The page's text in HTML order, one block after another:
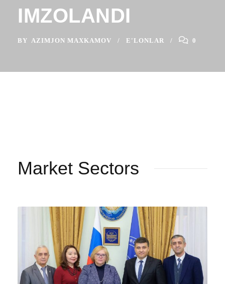
IMZOLANDI
BY AZIMJON MAXKAMOV E'LONLAR 0
Market Sectors